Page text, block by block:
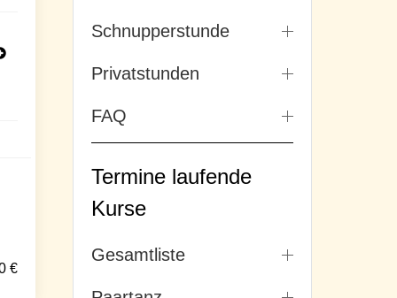
€
Schnupperstunde
Privatstunden
FAQ
Termine laufende
Kurse
Gesamtliste